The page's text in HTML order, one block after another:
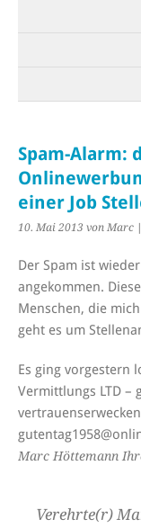
Spam-Alarm:
einer Job
10. Mai 2013 von Marc |
Der Spam ist
angekommen.
Menschen, die
geht es um
Es ging vorgestern
Vermittlungs LTD –
Marc Höttemann
Verehrte(r)